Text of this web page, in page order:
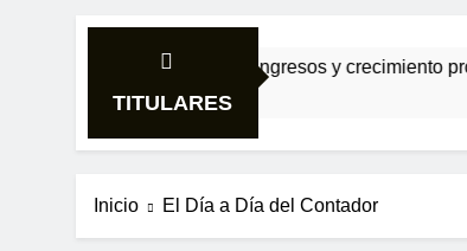
TITULARES
en confianza, ingresos y crecimiento profesional
Inicio El Día a Día del Contador